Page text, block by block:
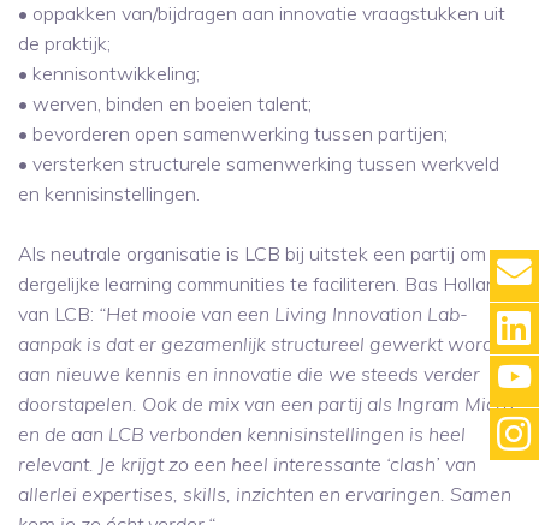
• oppakken van/bijdragen aan innovatie vraagstukken uit
de praktijk;
• kennisontwikkeling;
• werven, binden en boeien talent;
• bevorderen open samenwerking tussen partijen;
• versterken structurele samenwerking tussen werkveld
en kennisinstellingen.
Als neutrale organisatie is LCB bij uitstek een partij om
dergelijke learning communities te faciliteren. Bas Holland
van LCB: “Het mooie van een Living Innovation Lab-
aanpak is dat er gezamenlijk structureel gewerkt wordt
aan nieuwe kennis en innovatie die we steeds verder
doorstapelen. Ook de mix van een partij als Ingram Micro
en de aan LCB verbonden kennisinstellingen is heel
relevant. Je krijgt zo een heel interessante ‘clash’ van
allerlei expertises, skills, inzichten en ervaringen. Samen